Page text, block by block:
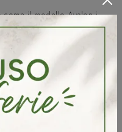
Con salotti e divani lineari di Samoa come il modello Avalon in tessuto, potrai completare il tuo progetto d'arredo.